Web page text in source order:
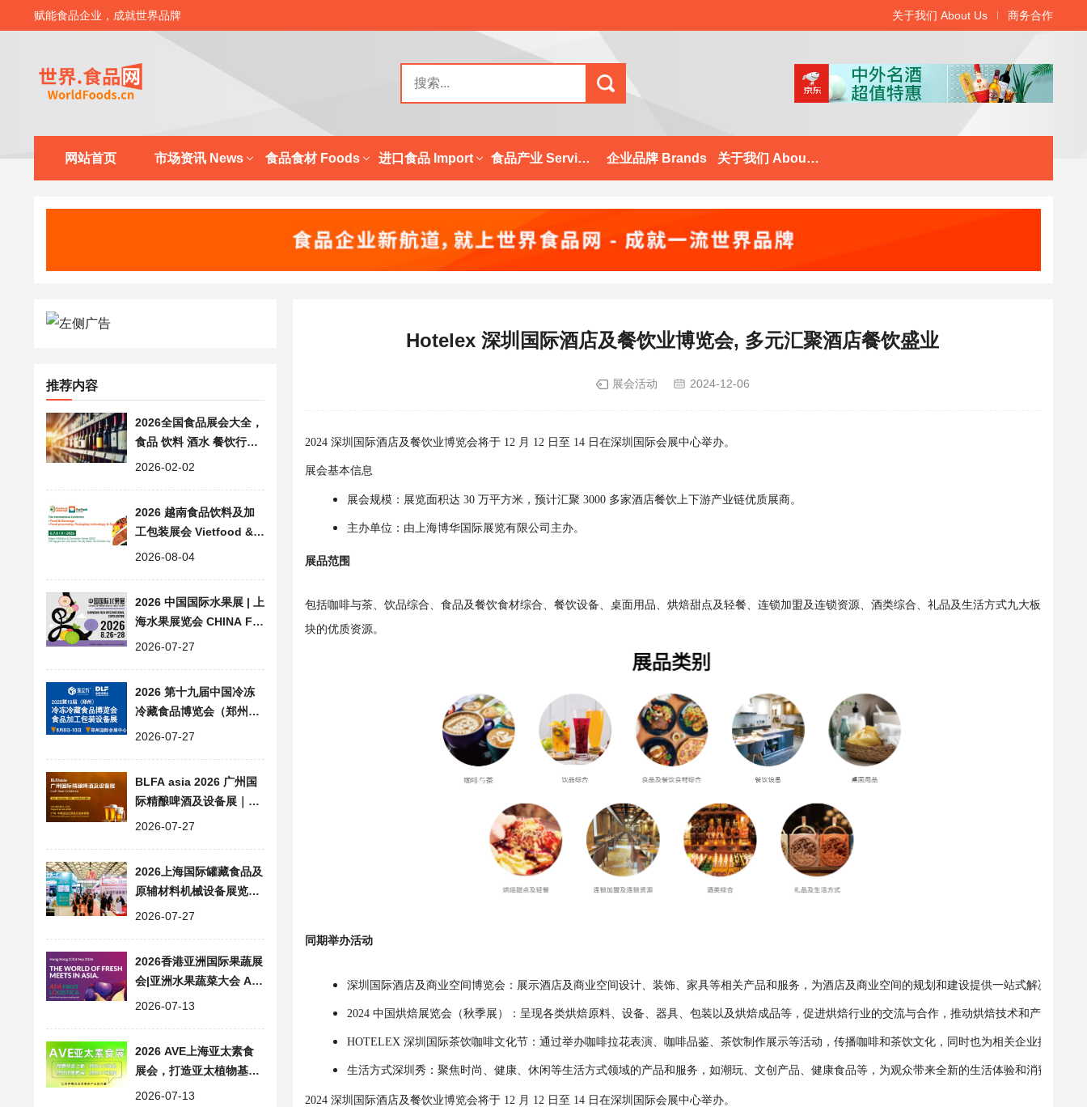
赋能食品企业，成就世界品牌 关于我们 About Us 商务合作
网站首页 市场资讯 News 食品食材 Foods 进口食品 Import 食品产业 Services 企业品牌 Brands 关于我们 About Us
推荐内容
2026全国食品展会大全，
食品 饮料 酒水 餐饮行业
展览会汇总
2026-02-02
2026 越南食品饮料及加
工包装展会 Vietfood & B
everage & Propack
2026-08-04
2026 中国国际水果展 | 上
海水果展览会 CHINA FR
UIT
2026-07-27
2026 第十九届中国冷冻
冷藏食品博览会（郑州）|
食品加工包装设备展会
2026-07-27
BLFA asia 2026 广州国
际精酿啤酒及设备展｜大
湾区精酿产业一站式交流
2026-07-27
2026上海国际罐藏食品及
原辅材料机械设备展览会|
同期FHC上海环球食品展
2026-07-27
2026香港亚洲国际果蔬展
会|亚洲水果蔬菜大会 ASI
A FRUIT LOGISTICA
2026-07-13
2026 AVE上海亚太素食
展会，打造亚太植物基产
业交流高地
2026-07-13
Hotelex 深圳国际酒店及餐饮业博览会, 多元汇聚酒店餐饮盛业
展会活动 2024-12-06
2024 深圳国际酒店及餐饮业博览会将于 12 月 12 日至 14 日在深圳国际会展中心举办。
展会基本信息
展会规模：展览面积达 30 万平方米，预计汇聚 3000 多家酒店餐饮上下游产业链优质展商。
主办单位：由上海博华国际展览有限公司主办。
展品范围
包括咖啡与茶、饮品综合、食品及餐饮食材综合、餐饮设备、桌面用品、烘焙甜点及轻餐、连锁加盟及连锁资源、酒类综合、礼品及生活方式九大板
块的优质资源。
同期举办活动
深圳国际酒店及商业空间博览会：展示酒店及商业空间设计、装饰、家具等相关产品和服务，为酒店及商业空间的规划和建设提供一站式解决方案。
2024 中国烘焙展览会（秋季展）：呈现各类烘焙原料、设备、器具、包装以及烘焙成品等，促进烘焙行业的交流与合作，推动烘焙技术和产品的创
HOTELEX 深圳国际茶饮咖啡文化节：通过举办咖啡拉花表演、咖啡品鉴、茶饮制作展示等活动，传播咖啡和茶饮文化，同时也为相关企业提供了
生活方式深圳秀：聚焦时尚、健康、休闲等生活方式领域的产品和服务，如潮玩、文创产品、健康食品等，为观众带来全新的生活体验和消费选择。
2024 深圳国际酒店及餐饮业博览会将于 12 月 12 日至 14 日在深圳国际会展中心举办。